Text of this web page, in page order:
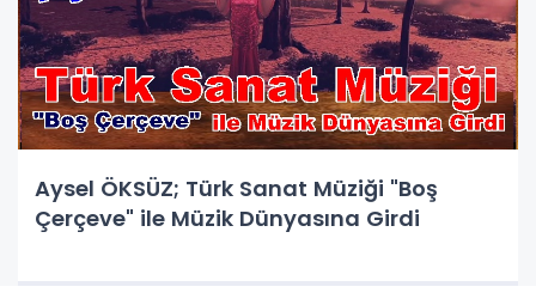
Aysel ÖKSÜZ; Türk Sanat Müziği "Boş
Çerçeve" ile Müzik Dünyasına Girdi